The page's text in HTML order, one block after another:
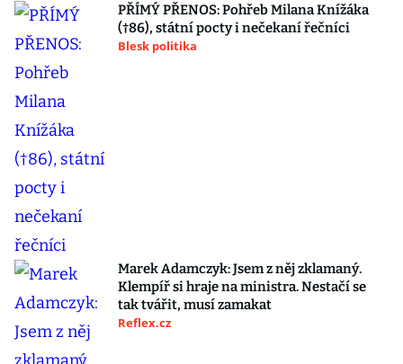
PŘÍMÝ PŘENOS: Pohřeb Milana Knížáka
(†86), státní pocty i nečekaní řečníci
Blesk politika
Marek Adamczyk: Jsem z něj zklamaný.
Klempíř si hraje na ministra. Nestačí se
tak tvářit, musí zamakat
Reflex.cz